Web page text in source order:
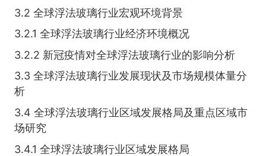
3.2 全球浮法玻璃行业宏观环境背景
3.2.1 全球浮法玻璃行业经济环境概况
3.2.2 新冠疫情对全球浮法玻璃行业的影响分析
3.3 全球浮法玻璃行业发展现状及市场规模体量分
析
3.4 全球浮法玻璃行业区域发展格局及重点区域市
场研究
3.4.1 全球浮法玻璃行业区域发展格局